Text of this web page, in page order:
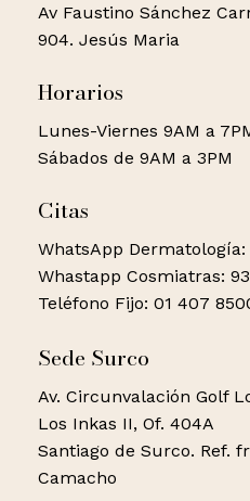
Av Faustino Sánchez
904. Jesús Maria
Horarios
Lunes-Viernes 9AM a
Sábados de 9AM a 3PM
Citas
WhatsApp Dermatología:
Whastapp Cosmiatras:
Teléfono Fijo: 01 407
Sede Surco
Av. Circunvalación Golf
Los Inkas II, Of. 404A
Santiago de Surco. Ref.
Camacho